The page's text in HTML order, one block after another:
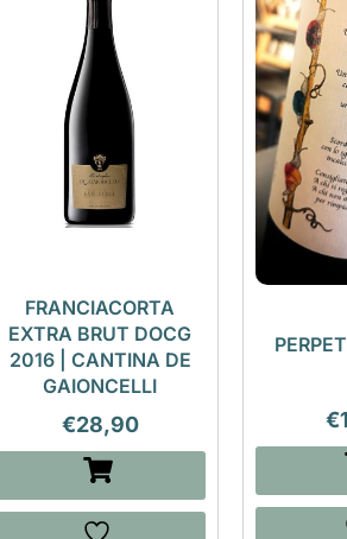
FRANCIACORTA
EXTRA BRUT DOCG
2016 | CANTINA DE
GAIONCELLI
€28,90 €